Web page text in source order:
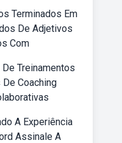
Terminados Em
De Adjetivos
Com
Treinamentos
Coaching
A Experiência
Assinale A